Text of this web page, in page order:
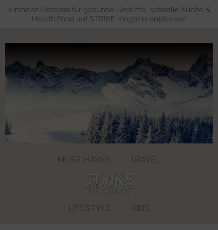
Einfache Rezepte für gesunde Gerichte, schnelle Küche &
Health Food auf STRIKE magazin entdecken
MUST-HAVES TRAVEL
LIFESTYLE KIDS